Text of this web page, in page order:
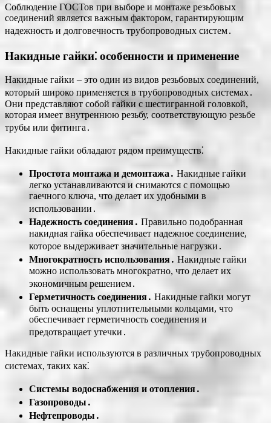
Соблюдение ГОСТов при выборе и монтаже резьбовых
соединений является важным фактором, гарантирующим
надежность и долговечность трубопроводных систем․
Накидные гайки⁚ особенности и применение
Накидные гайки – это один из видов резьбовых соединений,
который широко применяется в трубопроводных системах․
Они представляют собой гайки с шестигранной головкой,
которая имеет внутреннюю резьбу, соответствующую резьбе
трубы или фитинга․
Накидные гайки обладают рядом преимуществ⁚
Простота монтажа и демонтажа․ Накидные гайки
легко устанавливаются и снимаются с помощью
гаечного ключа, что делает их удобными в
использовании․
Надежность соединения․ Правильно подобранная
накидная гайка обеспечивает надежное соединение,
которое выдерживает значительные нагрузки․
Многократность использования․ Накидные гайки
можно использовать многократно, что делает их
экономичным решением․
Герметичность соединения․ Накидные гайки могут
быть оснащены уплотнительными кольцами, что
обеспечивает герметичность соединения и
предотвращает утечки․
Накидные гайки используются в различных трубопроводных
системах, таких как⁚
Системы водоснабжения и отопления․
Газопроводы․
Нефтепроводы․